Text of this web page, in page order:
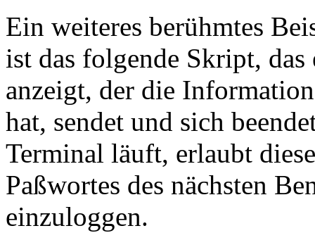
Ein weiteres berühmtes
ist das folgende Skript,
anzeigt, der die
hat, sendet und sich
Terminal läuft, erlaubt
Paßwortes des nächsten
einzuloggen.